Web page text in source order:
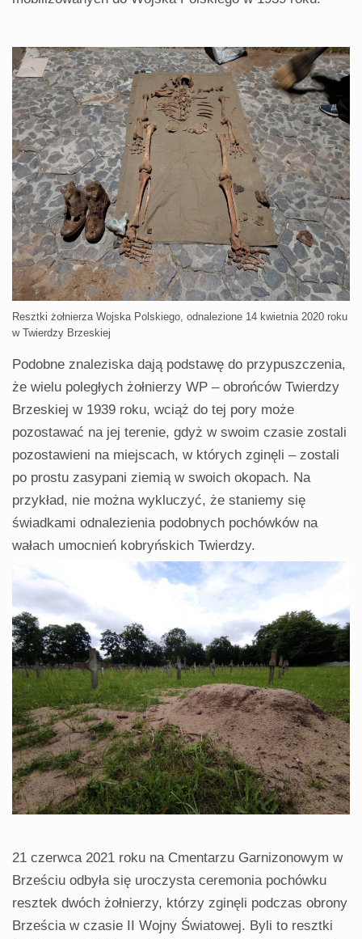
Resztki żołnierza Wojska Polskiego, odnalezione 14 kwietnia 2020 roku
w Twierdzy Brzeskiej
Podobne znaleziska dają podstawę do przypuszczenia,
że wielu poległych żołnierzy WP – obrońców Twierdzy
Brzeskiej w 1939 roku, wciąż do tej pory może
pozostawać na jej terenie, gdyż w swoim czasie zostali
pozostawieni na miejscach, w których zginęli – zostali
po prostu zasypani ziemią w swoich okopach. Na
przykład, nie można wykluczyć, że staniemy się
świadkami odnalezienia podobnych pochówków na
wałach umocnień kobryńskich Twierdzy.
21 czerwca 2021 roku na Cmentarzu Garnizonowym w
Brześciu odbyła się uroczysta ceremonia pochówku
resztek dwóch żołnierzy, którzy zginęli podczas obrony
Brześcia w czasie II Wojny Światowej. Byli to resztki